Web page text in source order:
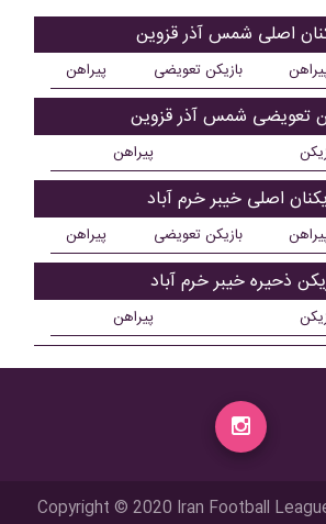
اصلی شمس آذر قزوین
بازیکن تعویضی پیراهن
تعویضی شمس آذر قزوین
پیراهن
اصلی خيبر خرم آباد
بازیکن تعویضی پیراهن
ذحیره خيبر خرم آباد
پیراهن
Copyright © 2020 Iran Football